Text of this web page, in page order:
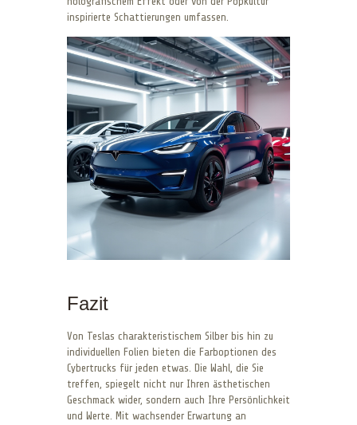
inspirierte Schattierungen umfassen.
Fazit
Von Teslas charakteristischem Silber bis hin zu
individuellen Folien bieten die Farboptionen des
Cybertrucks für jeden etwas. Die Wahl, die Sie
treffen, spiegelt nicht nur Ihren ästhetischen
Geschmack wider, sondern auch Ihre Persönlichkeit
und Werte. Mit wachsender Erwartung an